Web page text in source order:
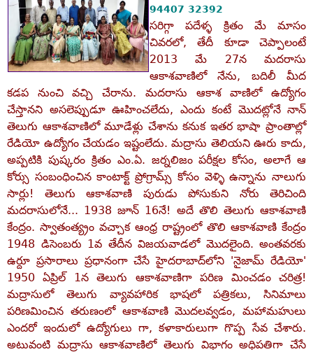
94407 32392
సరిగ్గా పదేళ్ళ క్రితం మే మాసం
చివరలో, తేదీ కూడా చెప్పాలంటే
2013 మే 27న మదరాసు
ఆకాశవాణిలో నేను, బదిలీ మీద
కడప నుంచి వచ్చి చేరాను. మదరాసు ఆకాశ వాణిలో ఉద్యోగం
చేస్తానని అసలెప్పుడూ ఊహించలేదు, ఎందు కంటే మొదట్లోనే నాన్‌
తెలుగు ఆకాశవాణిలో మూడేళ్లు చేశాను కనుక ఇతర భాషా ప్రాంతాల్లో
రేడియో ఉద్యోగం చేయడం ఇష్టంలేదు. మద్రాసు తెలియని ఊరు కాదు,
అప్పటికి పుష్కరం క్రితం ఎం.ఏ. జర్నలిజం పరీక్షల కోసం, అలాగే ఆ
కోర్సు సంబంధించిన కాంటాక్ట్‌ ప్రోగ్రామ్స్‌ కోసం వెళ్ళి ఉన్నాను నాలుగు
సార్లు!
తెలుగు ఆకాశవాణి పురుడు పోసుకుని నోరు తెరిచింది
మదరాసులోనే... 1938 జూన్‌ 16నే! అదే తొలి తెలుగు ఆకాశవాణి
కేంద్రం. స్వాతంత్య్రం వచ్చాక ఆంధ్ర రాష్ట్రంలో తొలి ఆకాశవాణి కేంద్రం
1948 డిసెంబరు 1వ తేదీన విజయవాడలో మొదలైంది. అంతవరకు
ఉర్దూ ప్రసారాలు ప్రధానంగా చేసే హైదరాబాద్‌లోని 'నైజామ్‌ రేడియో'
1950 ఏప్రిల్‌ 1న తెలుగు ఆకాశవాణిగా పరిణ మించడం చరిత్ర!
మద్రాసులో తెలుగు వ్యావహారిక భాషలో పత్రికలు, సినిమాలు
పరిణమించిన తరుణంలో ఆకాశవాణి మొదలవ్వడం, మహామహులు
ఎందరో ఇందులో ఉద్యోగులు గా, కళాకారులుగా గొప్ప సేవ చేశారు.
అటువంటి మద్రాసు ఆకాశవాణిలో తెలుగు విభాగం అధిపతిగా చేసే